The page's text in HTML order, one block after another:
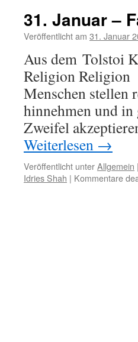
31. Januar –
Veröffentlicht am 31. Januar
Aus dem Tolstoi
Religion
Menschen stellen
hinnehmen und in
Zweifel
Weiterlesen →
Veröffentlicht unterAllgemein |
Idries Shah | Kommentare